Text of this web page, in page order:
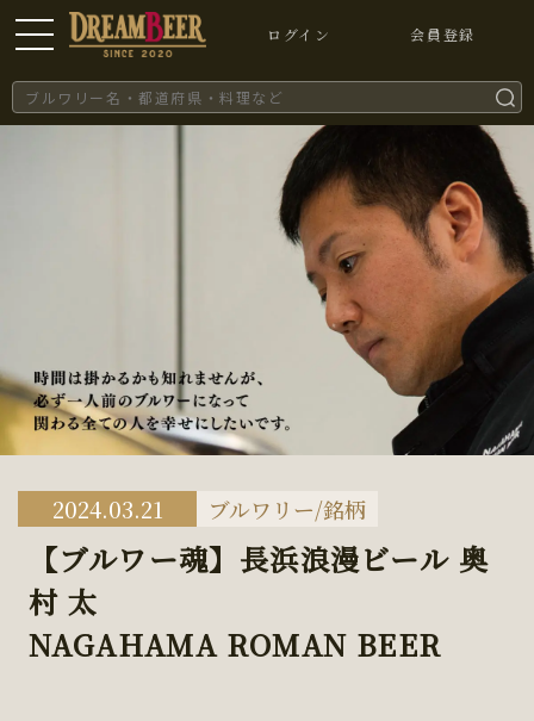
ログイン 会員登録
2024.03.21 ブルワリー/銘柄
【ブルワー魂】長浜浪漫ビール 奥
村 太
NAGAHAMA ROMAN BEER